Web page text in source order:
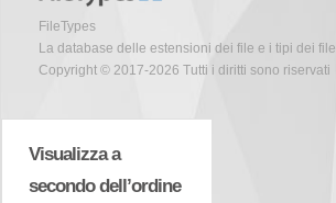
FileTypes
La database delle estensioni dei file e i tipi dei file
Copyright © 2017-2026 Tutti i diritti sono riservati
Visualizza a
secondo dell’ordine